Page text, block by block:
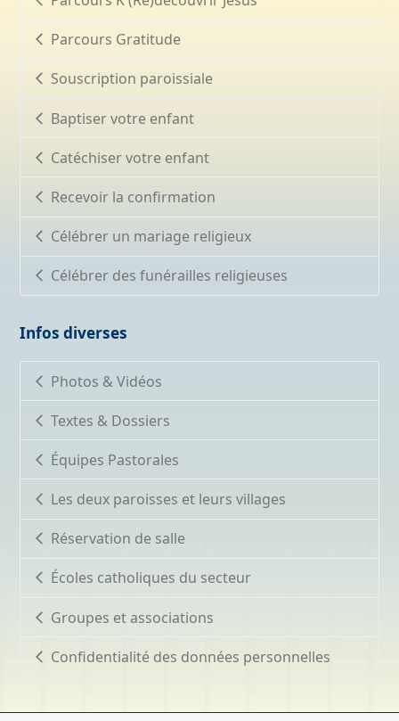
Parcours Gratitude
Souscription paroissiale
Baptiser votre enfant
Catéchiser votre enfant
Recevoir la confirmation
Célébrer un mariage religieux
Célébrer des funérailles religieuses
Infos diverses
Photos & Vidéos
Textes & Dossiers
Équipes Pastorales
Les deux paroisses et leurs villages
Réservation de salle
Écoles catholiques du secteur
Groupes et associations
Confidentialité des données personnelles